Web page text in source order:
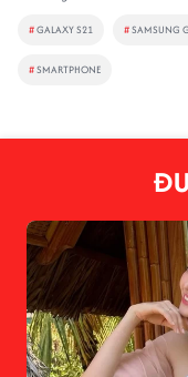
#GALAXY S21 #SAMSUNG
#SMARTPHONE